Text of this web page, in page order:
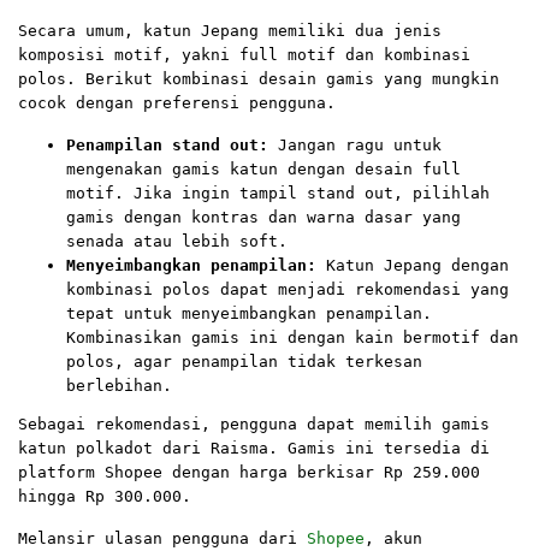
Secara umum, katun Jepang memiliki dua jenis
komposisi motif, yakni full motif dan kombinasi
polos. Berikut kombinasi desain gamis yang mungkin
cocok dengan preferensi pengguna.
Penampilan stand out: Jangan ragu untuk
mengenakan gamis katun dengan desain full
motif. Jika ingin tampil stand out, pilihlah
gamis dengan kontras dan warna dasar yang
senada atau lebih soft.
Menyeimbangkan penampilan:
Katun Jepang dengan
kombinasi polos dapat menjadi rekomendasi yang
tepat untuk menyeimbangkan penampilan.
Kombinasikan gamis ini dengan kain bermotif dan
polos, agar penampilan tidak terkesan
berlebihan.
Sebagai rekomendasi, pengguna dapat memilih gamis
katun polkadot dari Raisma. Gamis ini tersedia di
platform Shopee dengan harga berkisar Rp 259.000
hingga Rp 300.000.
Melansir ulasan pengguna dari Shopee , akun